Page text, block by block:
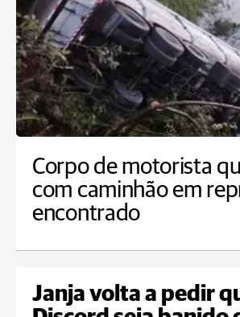
Corpo de motorista
com caminhão em
encontrado
Janja volta a pedir